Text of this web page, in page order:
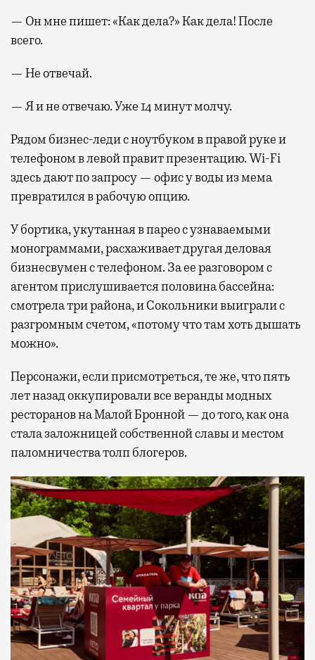
— Он мне пишет: «Как дела?» Как дела! После
всего.
— Не отвечай.
— Я и не отвечаю. Уже 14 минут молчу.
Рядом бизнес-леди с ноутбуком в правой руке и
телефоном в левой правит презентацию. Wi-Fi
здесь дают по запросу — офис у воды из мема
превратился в рабочую опцию.
У бортика, укутанная в парео с узнаваемыми
монограммами, расхаживает другая деловая
бизнесвумен с телефоном. За ее разговором с
агентом прислушивается половина бассейна:
смотрела три района, и Сокольники выиграли с
разгромным счетом, «потому что там хоть дышать
можно».
Персонажи, если присмотреться, те же, что пять
лет назад оккупировали все веранды модных
ресторанов на Малой Бронной — до того, как она
стала заложницей собственной славы и местом
паломничества толп блогеров.